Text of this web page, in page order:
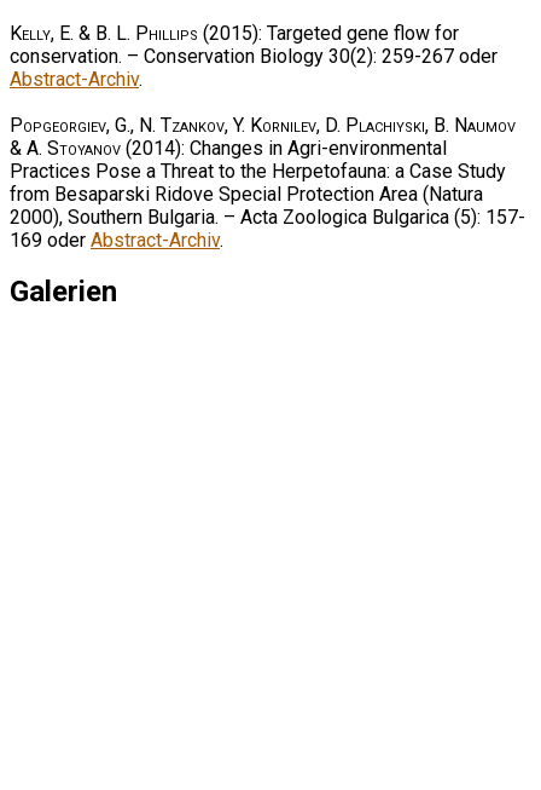
Kelly, E. & B. L. Phillips (2015): Targeted gene flow for
conservation. – Conservation Biology 30(2): 259-267 oder
Abstract-Archiv.
Popgeorgiev, G., N. Tzankov, Y. Kornilev, D. Plachiyski, B. Naumov
& A. Stoyanov (2014): Changes in Agri-environmental
Practices Pose a Threat to the Herpetofauna: a Case Study
from Besaparski Ridove Special Protection Area (Natura
2000), Southern Bulgaria. – Acta Zoologica Bulgarica (5): 157-
169 oder Abstract-Archiv.
Galerien